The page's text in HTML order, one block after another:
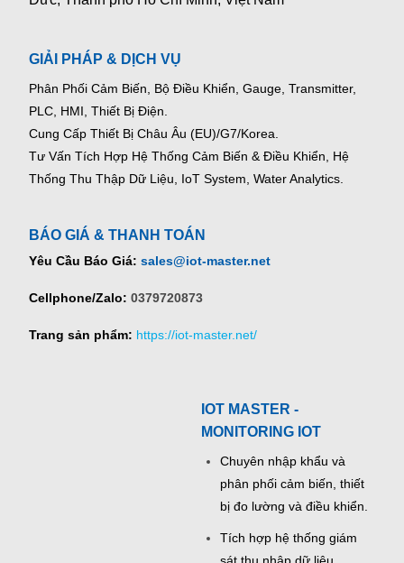
GIẢI PHÁP & DỊCH VỤ
Phân Phối Cảm Biến, Bộ Điều Khiển, Gauge, Transmitter,
PLC, HMI, Thiết Bị Điện.
Cung Cấp Thiết Bị Châu Âu (EU)/G7/Korea.
Tư Vấn Tích Hợp Hệ Thống Cảm Biến & Điều Khiển, Hệ
Thống Thu Thập Dữ Liệu, IoT System, Water Analytics.
BÁO GIÁ & THANH TOÁN
Yêu Cầu Báo Giá: sales@iot-master.net
Cellphone/Zalo: 0379720873
Trang sản phẩm: https://iot-master.net/
IOT MASTER -
MONITORING IOT
Chuyên nhập khẩu và
phân phối cảm biến, thiết
bị đo lường và điều khiển.
Tích hợp hệ thống giám
sát thu nhập dữ liệu,